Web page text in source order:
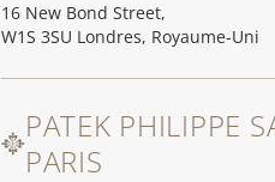
16 New Bond Street,
W1S 3SU Londres, Royaume-Uni
PATEK PHILIPPE
PARIS